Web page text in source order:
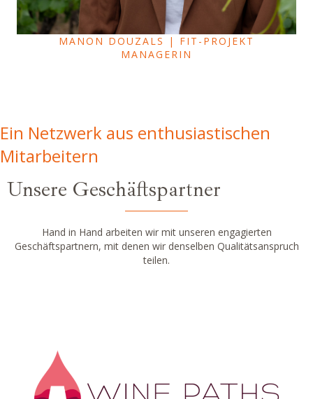
MANON DOUZALS | FIT-PROJEKT
MANAGERIN
Ein Netzwerk aus enthusiastischen
Mitarbeitern
Unsere Geschäftspartner
Hand in Hand arbeiten wir mit unseren engagierten
Geschäftspartnern, mit denen wir denselben Qualitätsanspruch
teilen.